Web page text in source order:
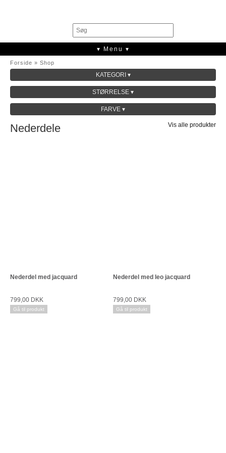
▾ Menu ▾
Forside » Shop
KATEGORI ▾
KOLLEKTION
STØRRELSE ▾
FARVE ▾
Vis alle produkter
Nederdele
Nederdel med jacquard
799,00 DKK
Gå til produkt
Nederdel med leo jacquard
799,00 DKK
Gå til produkt